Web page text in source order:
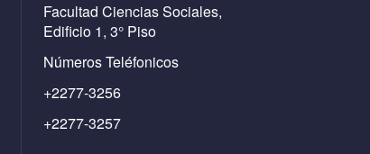
Facultad Ciencias Sociales,
Edificio 1, 3° Piso
Números Teléfonicos
+2277-3256
+2277-3257